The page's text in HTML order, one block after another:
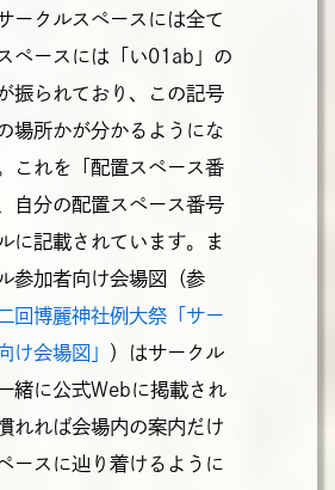
ークルスペースには全て
ペースには「い01ab」の
振られており、この記号
場所かが分かるようにな
これを「配置スペース番
自分の配置スペース番号
に記載されています。ま
参加者向け会場図（参
回博麗神社例大祭「サー
け会場図」
）はサークル
緒に公式Webに掲載され
れれば会場内の案内だけ
ースに辿り着けるように